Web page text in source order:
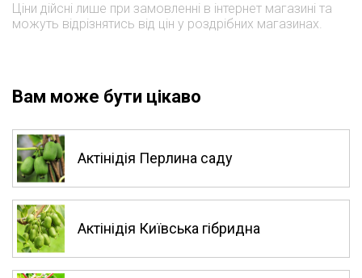
Ціни дійсні лише при замовленні в інтернет магазині та
можуть відрізнятись від цін у роздрібних магазинах.
Вам може бути цікаво
Актінідія Перлина саду
Актінідія Київська гібридна